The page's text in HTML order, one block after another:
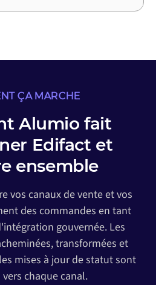
ÇA MARCHE
Alumio fait
Edifact et
ensemble
vos canaux de vente et vos
des commandes en tant
gouvernée. Les
transformées et
mises à jour de statut sont
chaque canal.